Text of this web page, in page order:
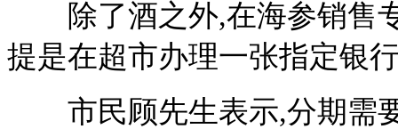
除了酒之外,在海参销售专
提是在超市办理一张指定银
市民顾先生表示,分期需